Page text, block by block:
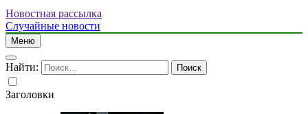
Новостная рассылка
Случайные новости
Меню
Найти:
Заголовки